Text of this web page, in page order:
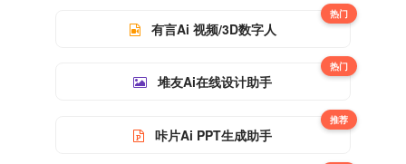
有言Ai 视频/3D数字人
热门
堆友Ai在线设计助手
热门
咔片Ai PPT生成助手
推荐